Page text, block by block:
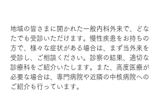
地域の皆さまに開かれた一般内科外来で、どな
たでも受診いただけます。慢性疾患をお持ちの
方で、様々な症状がある場合は、まず当外来を
受診し、ご相談ください。診察の結果、適切な
診療科をご紹介いたします。また、高度医療が
必要な場合は、専門病院や近隣の中核病院への
ご紹介も行っています。